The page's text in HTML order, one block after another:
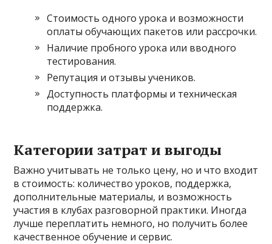
Стоимость одного урока и возможности
оплаты обучающих пакетов или рассрочки.
Наличие пробного урока или вводного
тестирования.
Репутация и отзывы учеников.
Доступность платформы и техническая
поддержка.
Категории затрат и выгоды
Важно учитывать не только цену, но и что входит
в стоимость: количество уроков, поддержка,
дополнительные материалы, и возможность
участия в клубах разговорной практики. Иногда
лучше переплатить немного, но получить более
качественное обучение и сервис.